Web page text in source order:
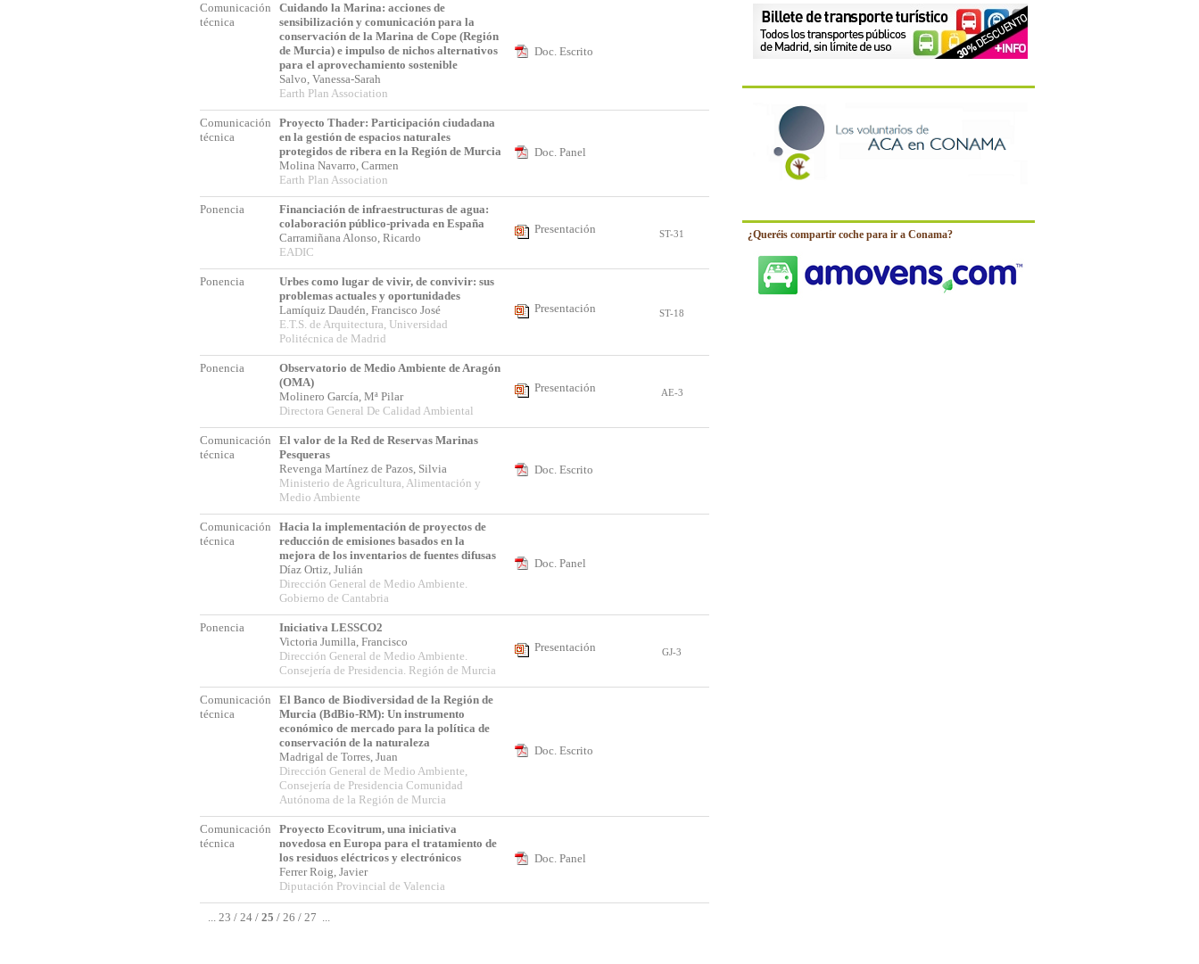
¿Queréis compartir coche para ir a Conama?
Comunicación
técnica
Cuidando la Marina: acciones de
sensibilización y comunicación para la
conservación de la Marina de Cope (Región
de Murcia) e impulso de nichos alternativos
para el aprovechamiento sostenible
Salvo, Vanessa-Sarah
Earth Plan Association
Doc. Escrito
Comunicación
técnica
Proyecto Thader: Participación ciudadana
en la gestión de espacios naturales
protegidos de ribera en la Región de Murcia
Molina Navarro, Carmen
Earth Plan Association
Doc. Panel
Ponencia
Financiación de infraestructuras de agua:
colaboración público-privada en España
Carramiñana Alonso, Ricardo
EADIC
Presentación ST-31
Ponencia
Urbes como lugar de vivir, de convivir: sus
problemas actuales y oportunidades
Lamíquiz Daudén, Francisco José
E.T.S. de Arquitectura, Universidad
Politécnica de Madrid
Presentación ST-18
Ponencia
Observatorio de Medio Ambiente de Aragón
(OMA)
Molinero García, Mª Pilar
Directora General De Calidad Ambiental
Presentación AE-3
Comunicación
técnica
El valor de la Red de Reservas Marinas
Pesqueras
Revenga Martínez de Pazos, Silvia
Ministerio de Agricultura, Alimentación y
Medio Ambiente
Doc. Escrito
Comunicación
técnica
Hacia la implementación de proyectos de
reducción de emisiones basados en la
mejora de los inventarios de fuentes difusas
Díaz Ortiz, Julián
Dirección General de Medio Ambiente.
Gobierno de Cantabria
Doc. Panel
Ponencia
Iniciativa LESSCO2
Victoria Jumilla, Francisco
Dirección General de Medio Ambiente.
Consejería de Presidencia. Región de Murcia
Presentación GJ-3
Comunicación
técnica
El Banco de Biodiversidad de la Región de
Murcia (BdBio-RM): Un instrumento
económico de mercado para la política de
conservación de la naturaleza
Madrigal de Torres, Juan
Dirección General de Medio Ambiente,
Consejería de Presidencia Comunidad
Autónoma de la Región de Murcia
Doc. Escrito
Comunicación
técnica
Proyecto Ecovitrum, una iniciativa
novedosa en Europa para el tratamiento de
los residuos eléctricos y electrónicos
Ferrer Roig, Javier
Diputación Provincial de Valencia
Doc. Panel
... 23 / 24 / 25 / 26 / 27 ...